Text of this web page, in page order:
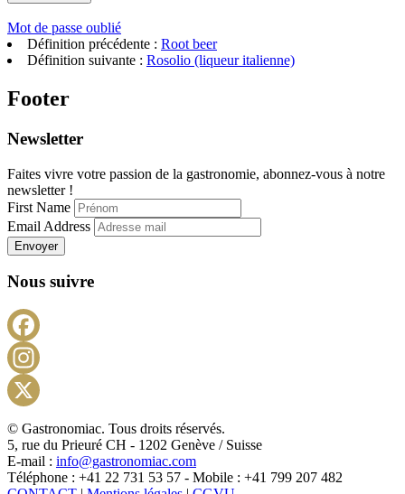
Mot de passe oublié
Définition précédente : Root beer
Définition suivante : Rosolio (liqueur italienne)
Footer
Newsletter
Faites vivre votre passion de la gastronomie, abonnez-vous à notre
newsletter !
First Name
Email Address
Envoyer
Nous suivre
X
© Gastronomiac. Tous droits réservés.
5, rue du Prieuré CH - 1202 Genève / Suisse
E-mail : info@gastronomiac.com
Téléphone : +41 22 731 53 57 - Mobile : +41 799 207 482